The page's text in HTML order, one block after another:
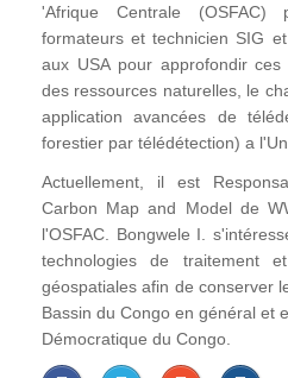
'Afrique Centrale
formateurs et technicien SIG
aux USA pour approfondir
des ressources naturelles, le
application avancées de
forestier par télédétection) a
Actuellement, il est
Carbon Map and Model de
l'OSFAC. Bongwele I.
technologies de traitement
géospatiales afin de conserver
Bassin du Congo en général et
Démocratique du Congo.